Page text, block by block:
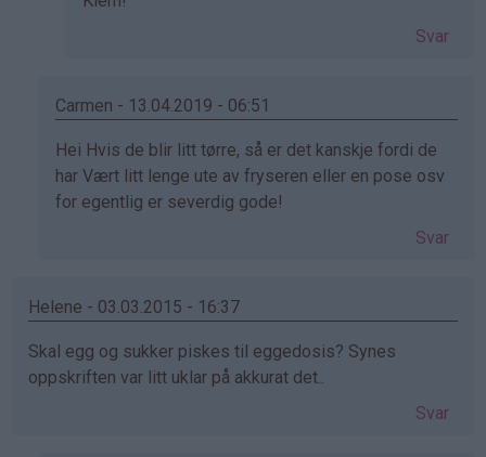
Svar
Carmen - 13.04.2019 - 06:51
Som
svar
på
bekreftet)
Hei Hvis de blir litt tørre, så er det kanskje fordi de
har Vært litt lenge ute av fryseren eller en pose osv
for egentlig er severdig gode!
Svar
Helene - 03.03.2015 - 16:37
Skal egg og sukker piskes til eggedosis? Synes
oppskriften var litt uklar på akkurat det..
Svar